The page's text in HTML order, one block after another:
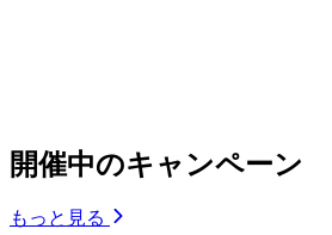
開催中のキャンペーン
もっと見る